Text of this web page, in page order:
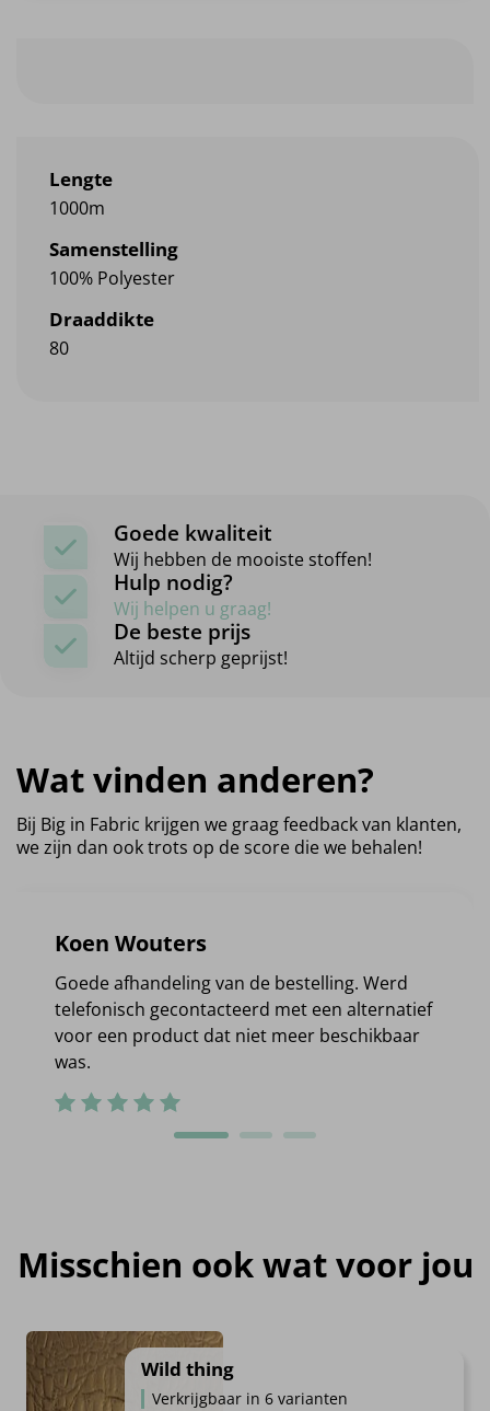
Lengte
1000m
Samenstelling
100% Polyester
Draaddikte
80
Goede kwaliteit
Wij hebben de mooiste stoffen!
Hulp nodig?
Wij helpen u graag!
De beste prijs
Altijd scherp geprijst!
Wat vinden anderen?
Bij Big in Fabric krijgen we graag feedback van klanten,
we zijn dan ook trots op de score die we behalen!
Koen Wouters
Goede afhandeling van de bestelling. Werd
telefonisch gecontacteerd met een alternatief
voor een product dat niet meer beschikbaar
was.
Misschien ook wat voor jou
Wild thing
Verkrijgbaar in 6 varianten